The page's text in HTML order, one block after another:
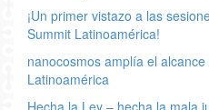
¡Un primer vistazo a las
Summit Latinoamérica!
nanocosmos amplía el
Latinoamérica
Hecha la Ley – hecha la mala